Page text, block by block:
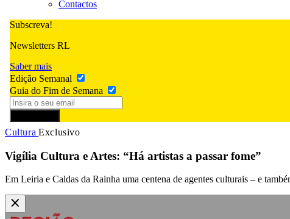
Contactos
Subscreva!
Newsletters RL
Saber mais
Edição Semanal
Guia do Fim de Semana
Cultura Exclusivo
Vigília Cultura e Artes: “Há artistas a passar fome”
Em Leiria e Caldas da Rainha uma centena de agentes culturais – e